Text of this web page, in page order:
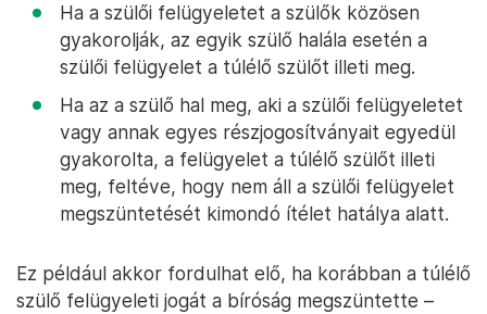
Ha a szülői felügyeletet a szülők közösen
gyakorolják, az egyik szülő halála esetén a
szülői felügyelet a túlélő szülőt illeti meg.
Ha az a szülő hal meg, aki a szülői felügyeletet
vagy annak egyes részjogosítványait egyedül
gyakorolta, a felügyelet a túlélő szülőt illeti
meg, feltéve, hogy nem áll a szülői felügyelet
megszüntetését kimondó ítélet hatálya alatt.
Ez például akkor fordulhat elő, ha korábban a túlélő
szülő felügyeleti jogát a bíróság megszüntette –